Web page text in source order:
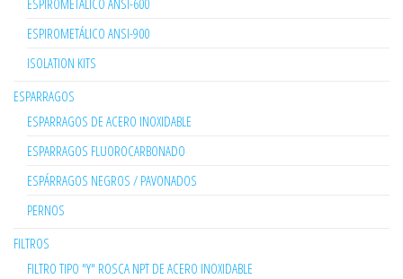
ESPIROMETÁLICO ANSI-600
ESPIROMETÁLICO ANSI-900
ISOLATION KITS
ESPARRAGOS
ESPARRAGOS DE ACERO INOXIDABLE
ESPARRAGOS FLUOROCARBONADO
ESPÁRRAGOS NEGROS / PAVONADOS
PERNOS
FILTROS
FILTRO TIPO "Y" ROSCA NPT DE ACERO INOXIDABLE